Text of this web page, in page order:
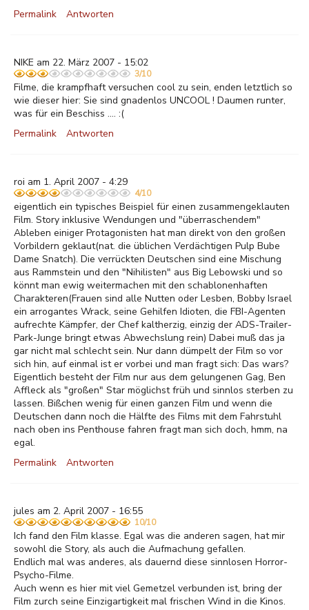
Permalink
Antworten
NIKE am 22. März 2007 - 15:02
3/10
Filme, die krampfhaft versuchen cool zu sein, enden letztlich so
wie dieser hier: Sie sind gnadenlos UNCOOL ! Daumen runter,
was für ein Beschiss .... :(
Permalink
Antworten
roi am 1. April 2007 - 4:29
4/10
eigentlich ein typisches Beispiel für einen zusammengeklauten
Film. Story inklusive Wendungen und "überraschendem"
Ableben einiger Protagonisten hat man direkt von den großen
Vorbildern geklaut(nat. die üblichen Verdächtigen Pulp Bube
Dame Snatch). Die verrückten Deutschen sind eine Mischung
aus Rammstein und den "Nihilisten" aus Big Lebowski und so
könnt man ewig weitermachen mit den schablonenhaften
Charakteren(Frauen sind alle Nutten oder Lesben, Bobby Israel
ein arrogantes Wrack, seine Gehilfen Idioten, die FBI-Agenten
aufrechte Kämpfer, der Chef kaltherzig, einzig der ADS-Trailer-
Park-Junge bringt etwas Abwechslung rein) Dabei muß das ja
gar nicht mal schlecht sein. Nur dann dümpelt der Film so vor
sich hin, auf einmal ist er vorbei und man fragt sich: Das wars?
Eigentlich besteht der Film nur aus dem gelungenen Gag, Ben
Affleck als "großen" Star möglichst früh und sinnlos sterben zu
lassen. Bißchen wenig für einen ganzen Film und wenn die
Deutschen dann noch die Hälfte des Films mit dem Fahrstuhl
nach oben ins Penthouse fahren fragt man sich doch, hmm, na
egal.
Permalink
Antworten
jules am 2. April 2007 - 16:55
10/10
Ich fand den Film klasse. Egal was die anderen sagen, hat mir
sowohl die Story, als auch die Aufmachung gefallen.
Endlich mal was anderes, als dauernd diese sinnlosen Horror-
Psycho-Filme.
Auch wenn es hier mit viel Gemetzel verbunden ist, bring der
Film zurch seine Einzigartigkeit mal frischen Wind in die Kinos.